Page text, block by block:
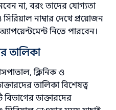
না, বরং তাদের যোগ্যতা
নাম্বার দেখে প্রয়োজন
নিতে পারবেন।
তালিকা
ক্লিনিক ও
তালিকা বিশেষত্ব
বিভাগের ডাক্তারদের